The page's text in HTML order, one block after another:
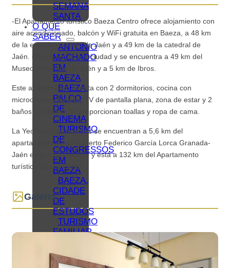
SEMANA
SANTA
O QUE
SABER
ANTONIO
MACHADO
EM
BAEZA
BAEZA,
PALCO
DE
CINEMA
TURISMO
DE
CONGRESSOS
EM
BAEZA
BAEZA,
CIDADE
DE
ESTUDOS
TURISMO
FAMILIAR
BAEZA
REDES
-El Apartamento turístico Baeza Centro ofrece alojamiento con
aire acondicionado, balcón y WiFi gratuita en Baeza, a 48 km
de la estación de tren de Jaén y a 49 km de la catedral de
Jaén. Ofrece vistas a la ciudad y se encuentra a 49 km del
Museo Provincial de Jaén y a 5 km de Ibros.
Este apartamento cuenta con 2 dormitorios, cocina con
microondas y nevera, TV de pantalla plana, zona de estar y 2
baños con bidet. Se proporcionan toallas y ropa de cama.
La Yedra y Tres Fuentes se encuentran a 5,6 km del
apartamento. El aeropuerto Federico García Lorca Granada-
Jaén es el más cercano y está a 132 km del Apartamento
turístico Baeza Centro.
Galeria